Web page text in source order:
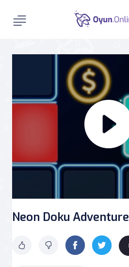
Neon Doku Adventure